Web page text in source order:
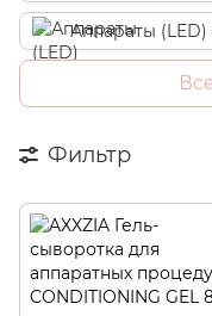
Аппараты
Аппараты для
Фильтр